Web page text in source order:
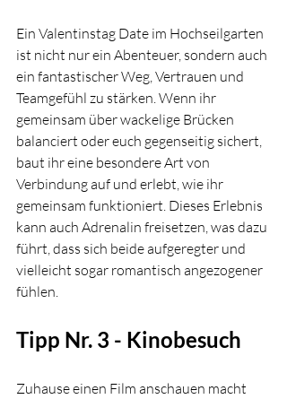
Ein Valentinstag Date im Hochseilgarten
ist nicht nur ein Abenteuer, sondern auch
ein fantastischer Weg, Vertrauen und
Teamgefühl zu stärken. Wenn ihr
gemeinsam über wackelige Brücken
balanciert oder euch gegenseitig sichert,
baut ihr eine besondere Art von
Verbindung auf und erlebt, wie ihr
gemeinsam funktioniert. Dieses Erlebnis
kann auch Adrenalin freisetzen, was dazu
führt, dass sich beide aufgeregter und
vielleicht sogar romantisch angezogener
fühlen.
Tipp Nr. 3 - Kinobesuch
Zuhause einen Film anschauen macht